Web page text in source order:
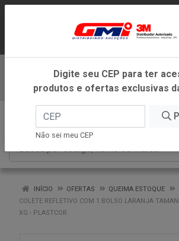
ATENDIMENTO DENTRO DO
MINAS GERAIS.
Baixe
INÍCIO OFERTAS
QUEIMA ESTOQUE
COLETE REFLETIVO COM 1 BOLSO LARANJA
XG - PLASTCOR
Digite seu CEP para ter
produtos e ofertas exclusivas
Não sei meu CEP